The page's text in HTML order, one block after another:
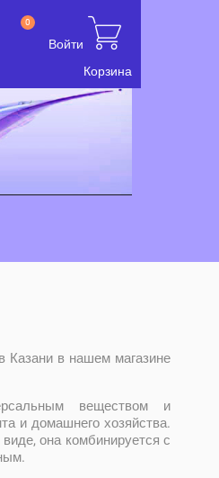
Войти
Корзина
0
Казани в нашем магазине
веществом и
и домашнего хозяйства.
она комбинируется с